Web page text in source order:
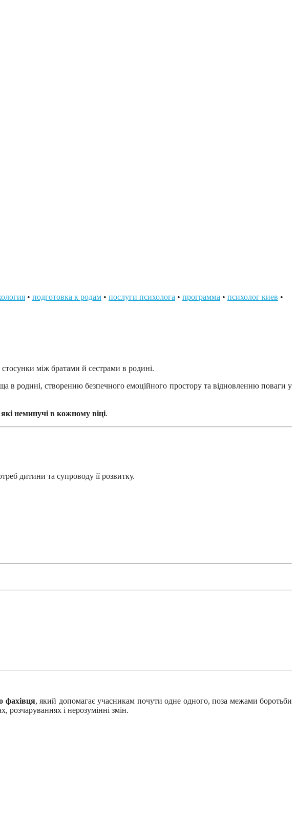
• подготовка к родам • послуги психолога • программа • психолог киев •
між братами й сестрами в родині.
в родині, створенню безпечного емоційного простору та відновленню поваги у
неминучі в кожному віці.
дитини та супроводу її розвитку.
фахівця, який допомагає учасникам почути одне одного, поза межами боротьби
розчаруваннях і нерозумінні змін.